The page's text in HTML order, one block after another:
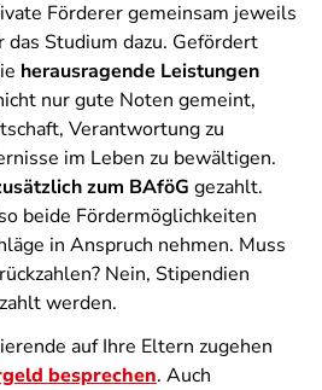
Förderer gemeinsam jeweils
Studium dazu. Gefördert
herausragende Leistungen
nur gute Noten gemeint,
Verantwortung zu
im Leben zu bewältigen.
zum BAföG gezahlt.
beide Fördermöglichkeiten
in Anspruch nehmen. Muss
Nein, Stipendien
werden.
auf Ihre Eltern zugehen
besprechen. Auch